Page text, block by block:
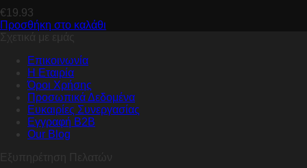
€19.93
Προσθήκη στο καλάθι
Σχετικά με εμάς
Επικοινωνία
Η Εταιρία
Όροι Χρήσης
Προσωπικά Δεδομένα
Ευκαιρίες Συνεργασίας
Εγγραφή B2B
Our Blog
Εξυπηρέτηση Πελατών